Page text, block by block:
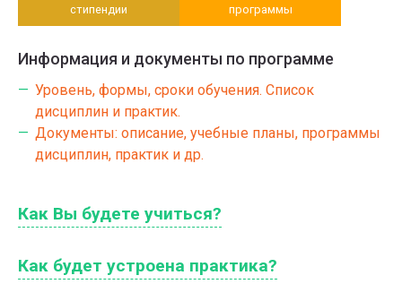
стипендии
программы
Информация и документы по программе
Уровень, формы, сроки обучения. Список
дисциплин и практик.
Документы: описание, учебные планы, программы
дисциплин, практик и др.
Как Вы будете учиться?
Как будет устроена практика?